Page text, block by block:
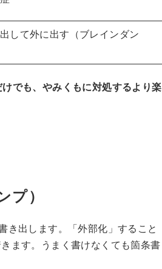
して外に出す（ブレインダン
けでも、やみくもに対処するより楽
）
き出します。「外部化」すること
ます。うまく書けなくても箇条書